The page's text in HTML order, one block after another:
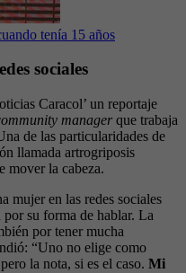
tenía 15 años
sociales
Caracol’ un reportaje
manager que trabaja
de las particularidades de
llamada artrogriposis
mover la cabeza.
mujer en las redes sociales
su forma de hablar. La
por tener mucha
“Uno no elige como
la nota, si es el caso. Mi